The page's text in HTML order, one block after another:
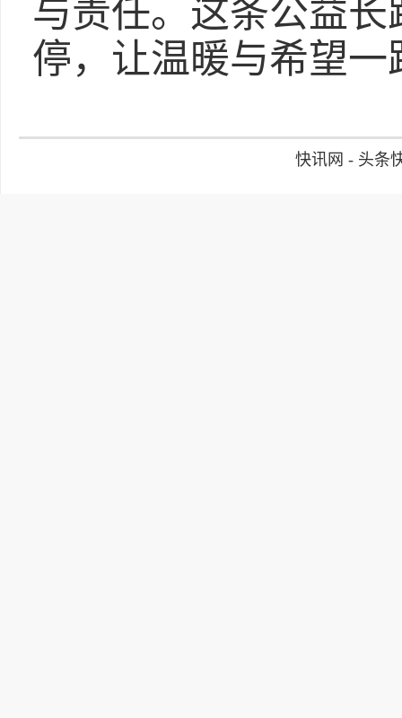
与责任。这条公益
停，让温暖与希望一
快讯网 - 头条